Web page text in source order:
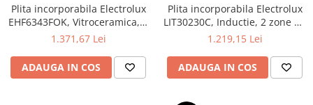
Plita incorporabila Electrolux
EHF6343FOK, Vitroceramica, 4
zone gatit, Control touch, 59
1.371,67 Lei
ADAUGA IN COS
Plita incorporabila Electrolux
LIT30230C, Inductie, 2 zone de
gatit, Power boost, Control
1.219,15 Lei
ADAUGA IN COS